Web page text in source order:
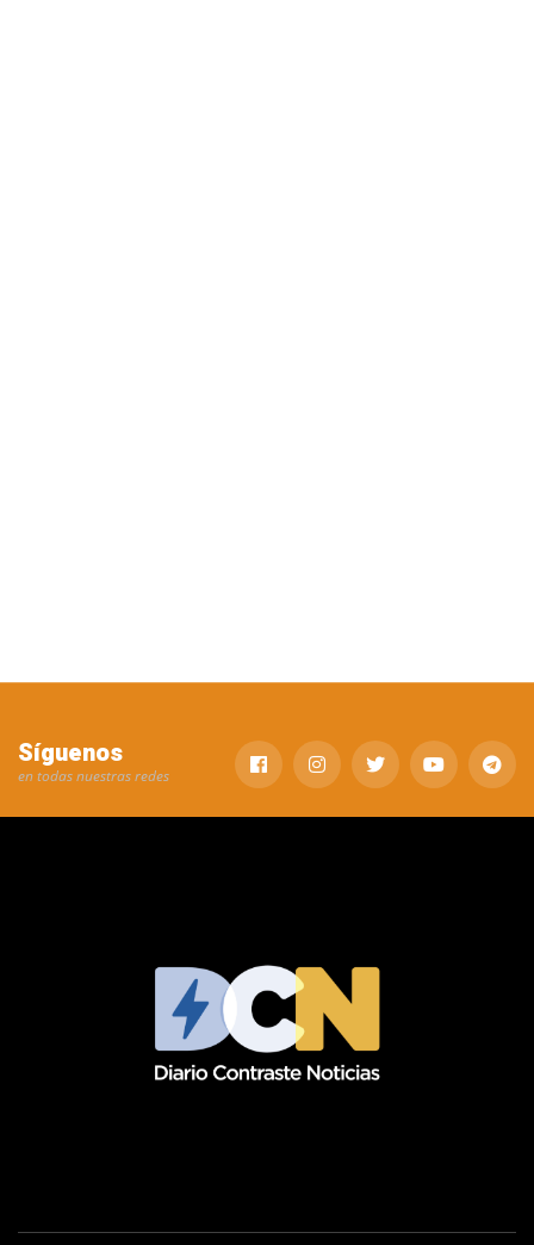
Síguenos
en todas nuestras redes